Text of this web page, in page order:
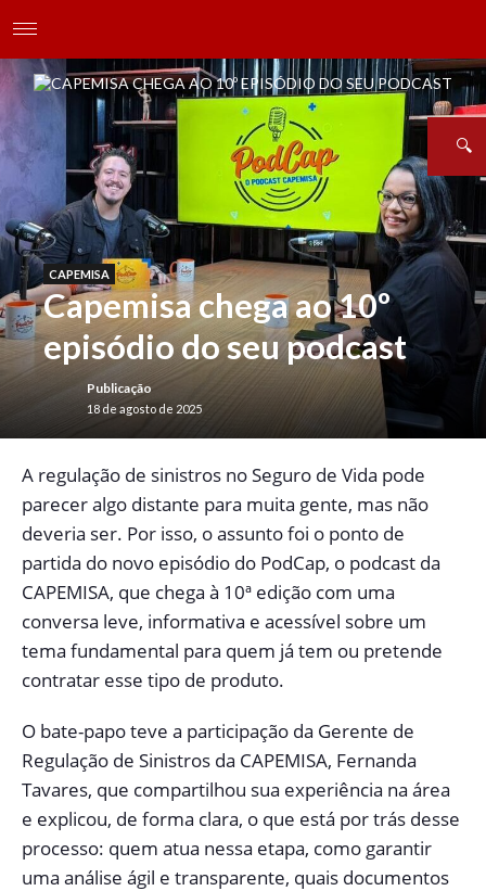
CAPEMISA
Capemisa chega ao 10º
episódio do seu podcast
Publicação
18 de agosto de 2025
A regulação de sinistros no Seguro de Vida pode
parecer algo distante para muita gente, mas não
deveria ser. Por isso, o assunto foi o ponto de
partida do novo episódio do PodCap, o podcast da
CAPEMISA, que chega à 10ª edição com uma
conversa leve, informativa e acessível sobre um
tema fundamental para quem já tem ou pretende
contratar esse tipo de produto.
O bate-papo teve a participação da Gerente de
Regulação de Sinistros da CAPEMISA, Fernanda
Tavares, que compartilhou sua experiência na área
e explicou, de forma clara, o que está por trás desse
processo: quem atua nessa etapa, como garantir
uma análise ágil e transparente, quais documentos